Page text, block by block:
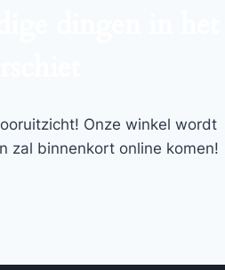
Onze winkel wordt
zal binnenkort online komen!